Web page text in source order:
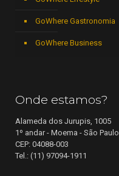
GoWhere Gastronomia
GoWhere Business
Onde estamos?
Alameda dos Jurupis, 1005
1º andar - Moema - São Paulo
CEP: 04088-003
Tel.: (11) 97094-1911